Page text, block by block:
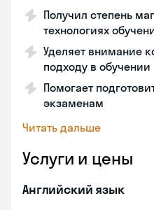
Получил степень
технологиях
Уделяет внимание
подходу в обучении
Помогает
экзаменам
Читать дальше
Услуги и цены
Английский язык